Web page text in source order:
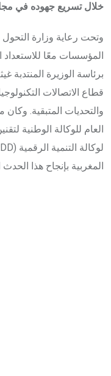
خلال تسريع جهوده في
وتحت رعاية وزارة التحول
المؤسسات معًا
برئاسة الوزيرة
قطاع الاتصالات
والتحديات المتبقية.
المغربية بإنجاح هذا الحدث